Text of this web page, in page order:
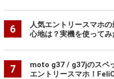
6
人気エントリースマホ
心地は？実機を使って
7
moto g37 / g37jのスペ
エントリースマホ！